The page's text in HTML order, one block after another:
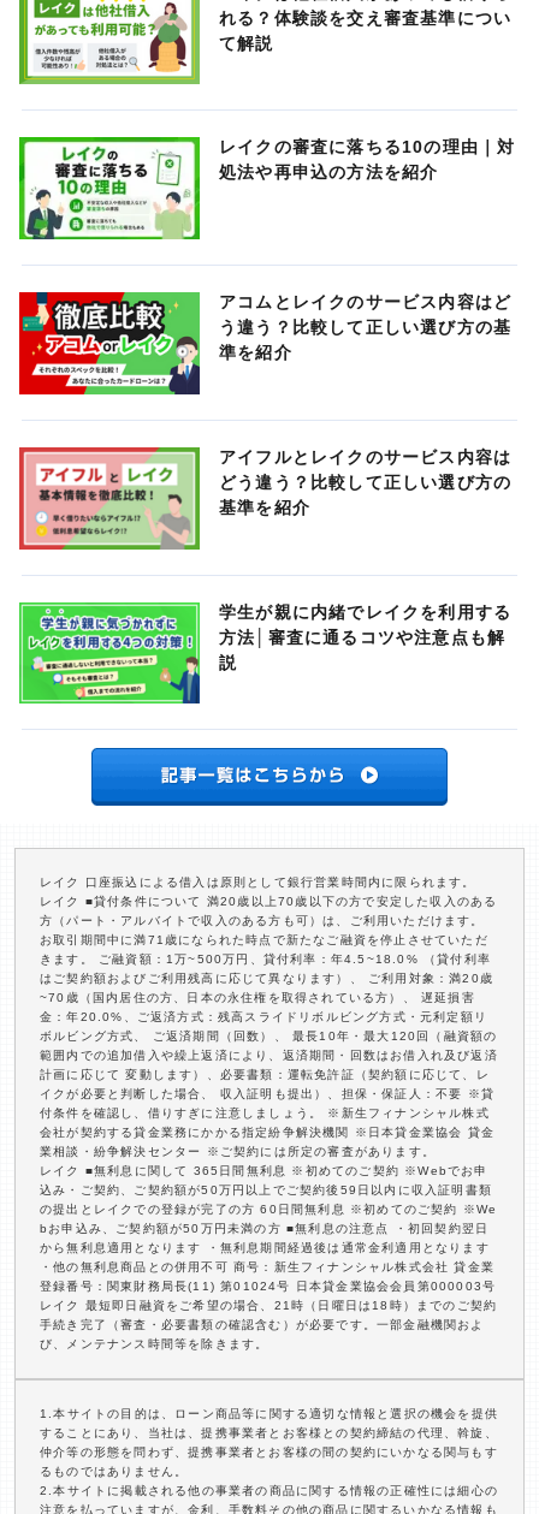
れる？体験談を交え審査基準につい
て解説
レイクの審査に落ちる10の理由｜対
処法や再申込の方法を紹介
アコムとレイクのサービス内容はど
う違う？比較して正しい選び方の基
準を紹介
アイフルとレイクのサービス内容は
どう違う？比較して正しい選び方の
基準を紹介
学生が親に内緒でレイクを利用する
方法│審査に通るコツや注意点も解
説
レイク 口座振込による借入は原則として銀行営業時間内に限られます。
レイク ■貸付条件について 満20歳以上70歳以下の方で安定した収入のある
方（パート・アルバイトで収入のある方も可）は、ご利用いただけます。
お取引期間中に満71歳になられた時点で新たなご融資を停止させていただ
きます。 ご融資額：1万~500万円、貸付利率：年4.5~18.0% （貸付利率
はご契約額およびご利用残高に応じて異なります）、 ご利用対象：満20歳
~70歳（国内居住の方、日本の永住権を取得されている方）、 遅延損害
金：年20.0%、ご返済方式：残高スライドリボルビング方式・元利定額リ
ボルビング方式、 ご返済期間（回数）、 最長10年・最大120回（融資額の
範囲内での追加借入や繰上返済により、返済期間・回数はお借入れ及び返済
計画に応じて 変動します）、必要書類：運転免許証（契約額に応じて、レ
イクが必要と判断した場合、 収入証明も提出）、担保・保証人：不要 ※貸
付条件を確認し、借りすぎに注意しましょう。 ※新生フィナンシャル株式
会社が契約する貸金業務にかかる指定紛争解決機関 ※日本貸金業協会 貸金
業相談・紛争解決センター ※ご契約には所定の審査があります。
レイク ■無利息に関して 365日間無利息 ※初めてのご契約 ※Webでお申
込み・ご契約、ご契約額が50万円以上でご契約後59日以内に収入証明書類
の提出とレイクでの登録が完了の方 60日間無利息 ※初めてのご契約 ※We
bお申込み、ご契約額が50万円未満の方 ■無利息の注意点 ・初回契約翌日
から無利息適用となります ・無利息期間経過後は通常金利適用となります
・他の無利息商品との併用不可 商号：新生フィナンシャル株式会社 貸金業
登録番号：関東財務局長(11) 第01024号 日本貸金業協会会員第000003号
レイク 最短即日融資をご希望の場合、21時（日曜日は18時）までのご契約
手続き完了（審査・必要書類の確認含む）が必要です。一部金融機関およ
び、メンテナンス時間等を除きます。
1.本サイトの目的は、ローン商品等に関する適切な情報と選択の機会を提供
することにあり、当社は、提携事業者とお客様との契約締結の代理、斡旋、
仲介等の形態を問わず、提携事業者とお客様の間の契約にいかなる関与もす
るものではありません。
2.本サイトに掲載される他の事業者の商品に関する情報の正確性には細心の
注意を払っていますが、金利、手数料その他の商品に関するいかなる情報も